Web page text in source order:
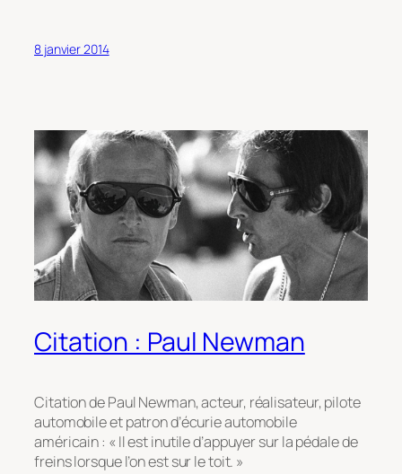
8 janvier 2014
Citation : Paul Newman
Citation de Paul Newman, acteur, réalisateur, pilote
automobile et patron d’écurie automobile
américain : « Il est inutile d’appuyer sur la pédale de
freins lorsque l’on est sur le toit. »